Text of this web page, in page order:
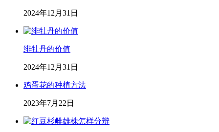
2024年12月31日
绯牡丹的价值
2024年12月31日
鸡蛋花的种植方法
2023年7月22日